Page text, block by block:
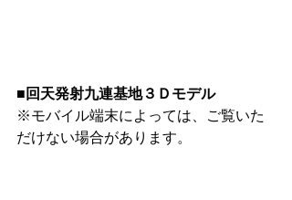
■回天発射九連基地３Ｄモデル
※モバイル端末によっては、ご覧いた
だけない場合があります。